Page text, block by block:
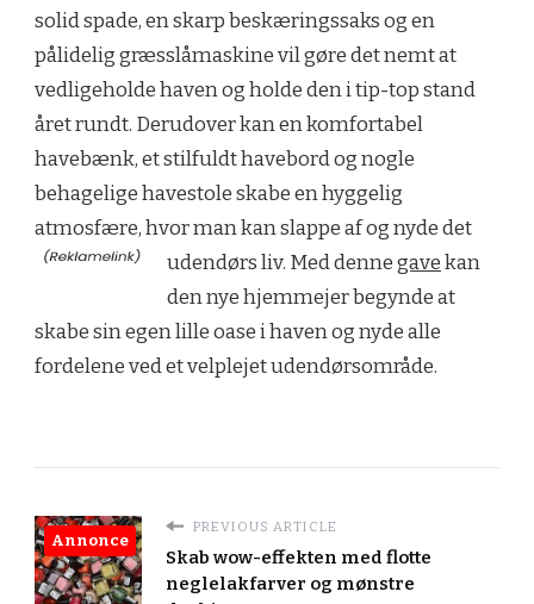
solid spade, en skarp beskæringssaks og en
pålidelig græsslåmaskine vil gøre det nemt at
vedligeholde haven og holde den i tip-top stand
året rundt. Derudover kan en komfortabel
havebænk, et stilfuldt havebord og nogle
behagelige havestole skabe en hyggelig
atmosfære, hvor man kan slappe af og nyde det
udendørs liv. Med dennegavekan
den nye hjemmejer begynde at
skabe sin egen lille oase i haven og nyde alle
fordelene ved et velplejet udendørsområde.
PREVIOUS ARTICLE
Skab wow-effekten med flotte
neglelakfarver og mønstre
Annonce